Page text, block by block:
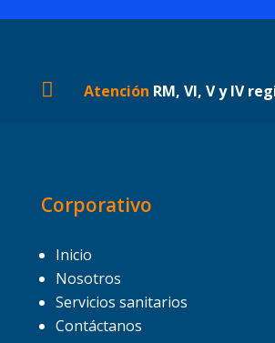
 Atención RM, VI, V y IV
Corporativo
Inicio
Nosotros
Servicios sanitarios
Contáctanos